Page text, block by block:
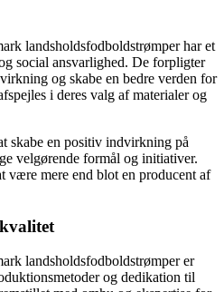
landsholdsfodboldstrømper har et
social ansvarlighed. De forpligter
og skabe en bedre verden for
i deres valg af materialer og
skabe en positiv indvirkning på
velgørende formål og initiativer.
være mere end blot en producent af
landsholdsfodboldstrømper er
og dedikation til